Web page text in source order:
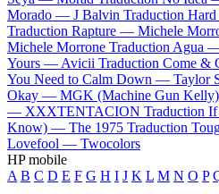
Morado — J Balvin Traduction
Traduction Rapture — Michele
Michele Morrone Traduction Agua
Yours — Avicii Traduction Come
You Need to Calm Down — Taylor
Okay — MGK (Machine Gun Kelly)
— XXXTENTACION Traduction
Know) — The 1975 Traduction
Lovefool — Twocolors
HP mobile
A B C D E F G H I J K L M N O P